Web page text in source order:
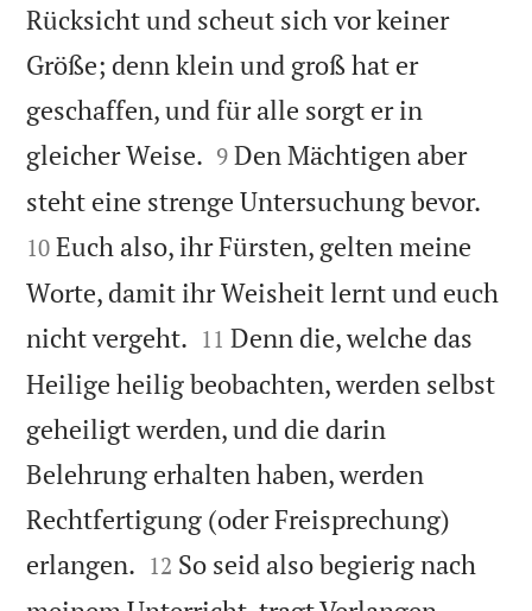
Rücksicht und scheut sich vor keiner
Größe; denn klein und groß hat er
geschaffen, und für alle sorgt er in
gleicher Weise. 

9 Den Mächtigen aber
steht eine strenge Untersuchung bevor.
10 Euch also, ihr Fürsten, gelten meine
Worte, damit ihr Weisheit lernt und euch
nicht vergeht. 

11 Denn die, welche das
Heilige heilig beobachten, werden selbst
geheiligt werden, und die darin
Belehrung erhalten haben, werden
Rechtfertigung (oder Freisprechung)
erlangen. 

12 So seid also begierig nach